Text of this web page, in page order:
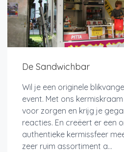
De Sandwichbar
Wil je een originele
event. Met ons
voor zorgen en krijg je
reacties. En creëert er een
authentieke kermissfeer
zeer ruim assortiment a...